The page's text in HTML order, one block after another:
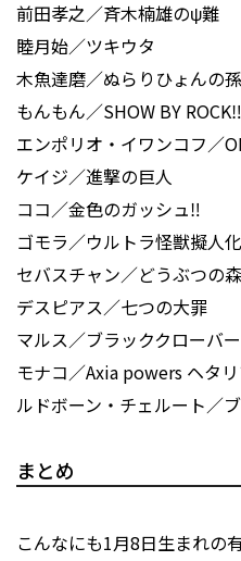
前田孝之／斉木楠雄のψ難
睦月始／ツキウタ
木魚達磨／ぬらりひょんの孫
もんもん／SHOW BY ROCK‼
エンポリオ・イワンコフ／
ケイジ／進撃の巨人
ココ／金色のガッシュ‼
ゴモラ／ウルトラ怪獣擬人
セバスチャン／どうぶつの
デスピアス／七つの大罪
マルス／ブラッククローバー
モナコ／Axia powers ヘタ
ルドボーン・チェルート／
まとめ
こんなにも1月8日生まれの